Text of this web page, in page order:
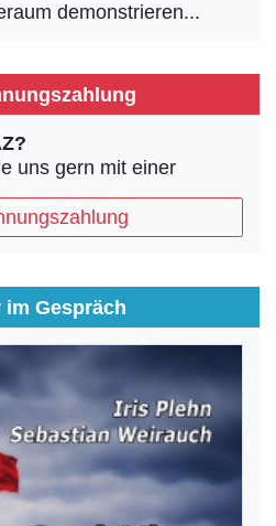
demonstrieren...
uns gern mit einer
im Gespräch